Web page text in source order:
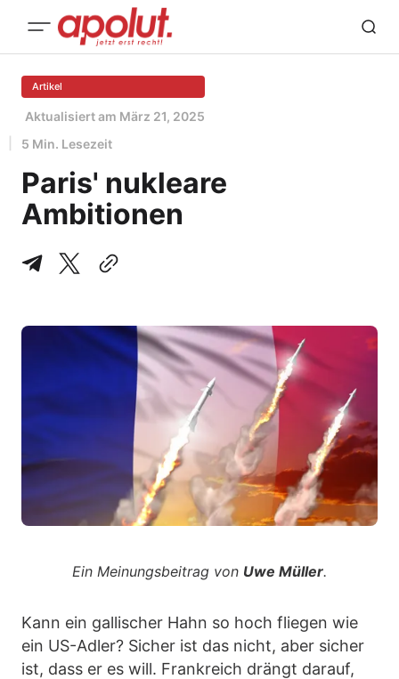
Artikel
Aktualisiert am März 21, 2025
5 Min. Lesezeit
Paris' nukleare
Ambitionen
Ein Meinungsbeitrag von Uwe Müller.
Kann ein gallischer Hahn so hoch fliegen wie
ein US-Adler? Sicher ist das nicht, aber sicher
ist, dass er es will. Frankreich drängt darauf,